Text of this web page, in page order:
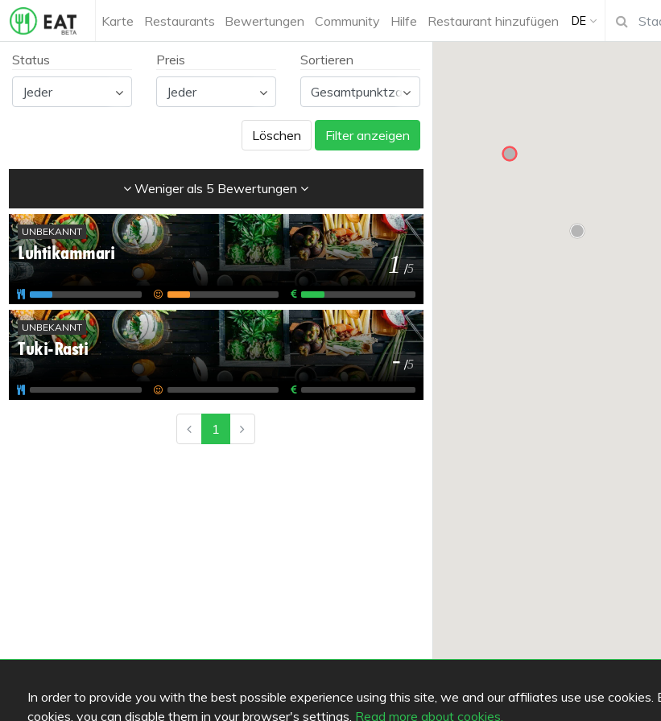
Karte Restaurants Bewertungen Community Hilfe Restaurant hinzufügen DE
In order to provide you with the best possible experience using this site, we and our affiliates use use
cookies, you can disable them in your browser's settings. Read more about cookies.
Status Preis Sortieren
Löschen Filter anzeigen
Weniger als 5 Bewertungen
UNBEKANNT
Luhtikammari 1 /5
UNBEKANNT
Tuki-Rasti - /5
1